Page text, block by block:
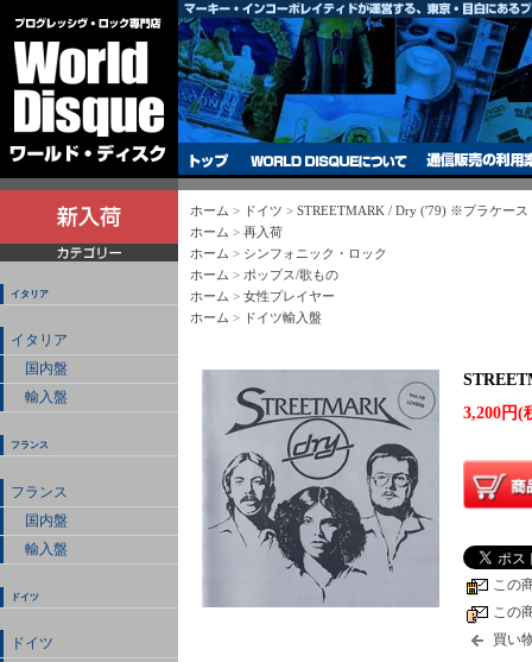
イタリア
イタリア
国内盤
輸入盤
フランス
フランス
国内盤
輸入盤
ドイツ
ドイツ
ホーム > ドイツ > STREETMARK / Dry ('79) ※プラケース
ホーム > 再入荷
ホーム > シンフォニック・ロック
ホーム > ポップス/歌もの
ホーム > 女性プレイヤー
ホーム > ドイツ輸入盤
3,200円(
この
この
買い